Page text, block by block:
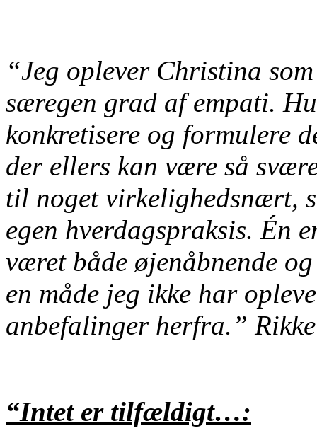
“Jeg oplever Christina
særegen grad af empati.
konkretisere og formulere
der ellers kan være så
til noget virkelighedsnært,
egen hverdagspraksis. Én
været både øjenåbnende
en måde jeg ikke har
anbefalinger herfra.” Rikke
“Intet er tilfældigt…: